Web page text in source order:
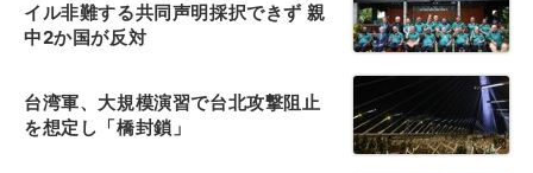
イル非難する共同声明採択できず 親
中2か国が反対
台湾軍、大規模演習で台北攻撃阻止
を想定し「橋封鎖」